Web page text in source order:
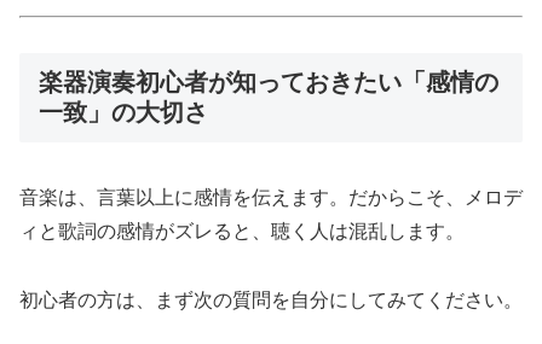
楽器演奏初心者が知っておきたい「感情の
一致」の大切さ
音楽は、言葉以上に感情を伝えます。だからこそ、メロデ
ィと歌詞の感情がズレると、聴く人は混乱します。
初心者の方は、まず次の質問を自分にしてみてください。